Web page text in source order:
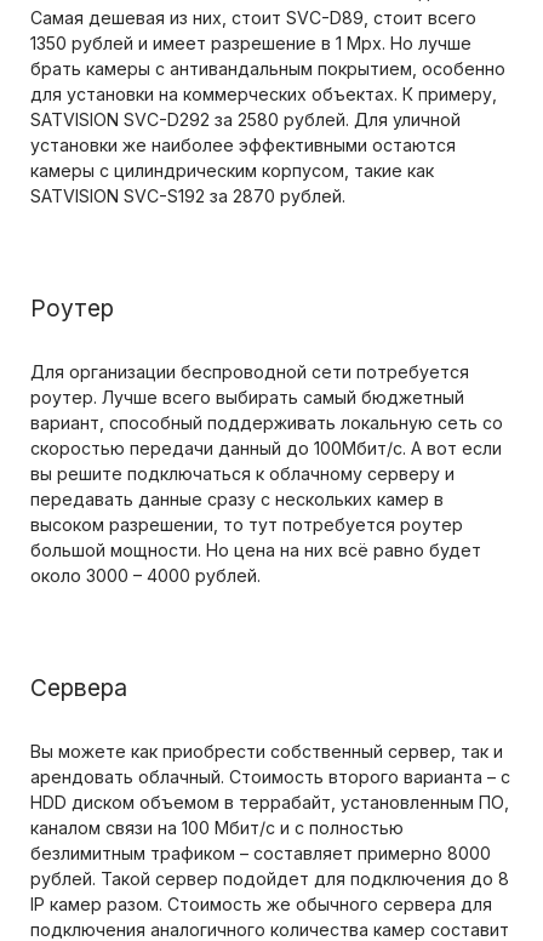
Самая дешевая из них, стоит SVC-D89, стоит всего
1350 рублей и имеет разрешение в 1 Mpx. Но лучше
брать камеры с антивандальным покрытием, особенно
для установки на коммерческих объектах. К примеру,
SATVISION SVC-D292 за 2580 рублей. Для уличной
установки же наиболее эффективными остаются
камеры с цилиндрическим корпусом, такие как
SATVISION SVC-S192 за 2870 рублей.
Роутер
Для организации беспроводной сети потребуется
роутер. Лучше всего выбирать самый бюджетный
вариант, способный поддерживать локальную сеть со
скоростью передачи данный до 100Мбит/с. А вот если
вы решите подключаться к облачному серверу и
передавать данные сразу с нескольких камер в
высоком разрешении, то тут потребуется роутер
большой мощности. Но цена на них всё равно будет
около 3000 – 4000 рублей.
Сервера
Вы можете как приобрести собственный сервер, так и
арендовать облачный. Стоимость второго варианта – с
HDD диском объемом в террабайт, установленным ПО,
каналом связи на 100 Мбит/с и с полностью
безлимитным трафиком – составляет примерно 8000
рублей. Такой сервер подойдет для подключения до 8
IP камер разом. Стоимость же обычного сервера для
подключения аналогичного количества камер составит